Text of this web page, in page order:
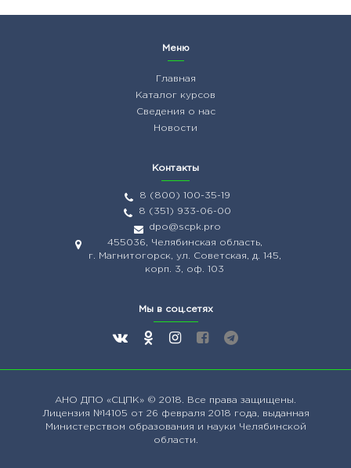
Меню
Главная
Каталог курсов
Сведения о нас
Новости
Контакты
8 (800) 100-35-19
8 (351) 933-06-00
dpo@scpk.pro
455036, Челябинская область,
г. Магнитогорск, ул. Советская, д. 145,
корп. 3, оф. 103
Мы в соц.сетях
АНО ДПО «СЦПК» © 2018. Все права защищены.
Лицензия №14105 от 26 февраля 2018 года, выданная
Министерством образования и науки Челябинской
области.